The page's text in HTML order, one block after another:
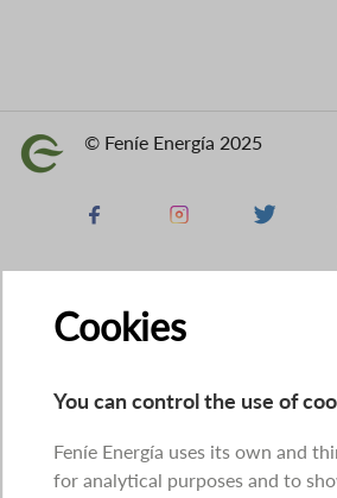
Image © Feníe Energía 2025
Facebook Instagram X
Cookies
You can control the use of
Feníe Energía uses its own and
for analytical purposes and to